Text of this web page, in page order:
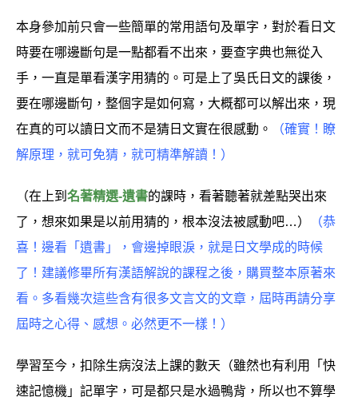
本身參加前只會一些簡單的常用語句及單字，對於看日文
時要在哪邊斷句是一點都看不出來，要查字典也無從入
手，一直是單看漢字用猜的。可是上了吳氏日文的課後，
要在哪邊斷句，整個字是如何寫，大概都可以解出來，現
在真的可以讀日文而不是猜日文實在很感動。
（確實！瞭
解原理，就可免猜，就可精準解讀！）
（在上到 名著精選-遺書的課時，看著聽著就差點哭出來
了，想來如果是以前用猜的，根本沒法被感動吧…）
（恭
喜！邊看「遺書」，會邊掉眼淚，就是日文學成的時候
了！建議修畢所有漢語解說的課程之後，購買整本原著來
看。多看幾次這些含有很多文言文的文章，屆時再請分享
屆時之心得、感想。必然更不一樣！）
學習至今，扣除生病沒法上課的數天（雖然也有利用「快
速記憶機」記單字，可是都只是水過鴨背，所以也不算學